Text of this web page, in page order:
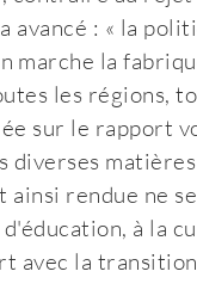
avancé : « la
marche la
les régions,
sur le rapport
diverses
ainsi rendue ne
à la
avec la